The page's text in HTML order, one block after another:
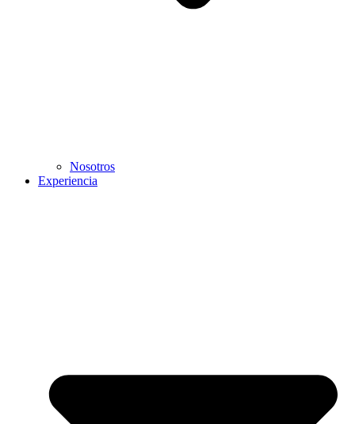
Nosotros
Experiencia